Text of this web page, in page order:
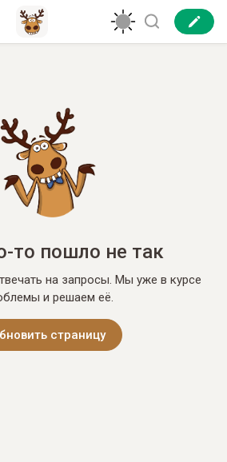
то пошло не так
на запросы. Мы уже в курсе
и решаем её.
страницу